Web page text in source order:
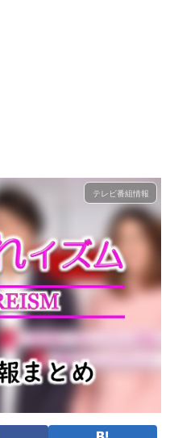
テレビ番組情報